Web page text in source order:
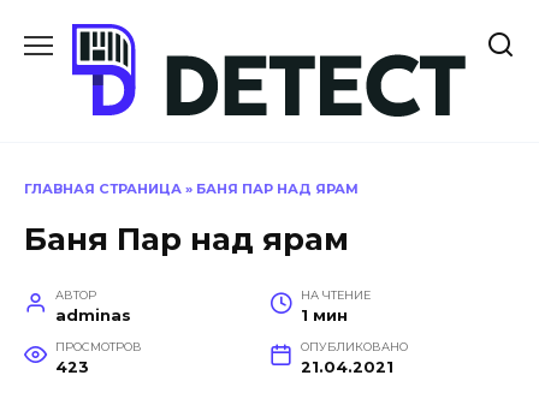
содержанию
ГЛАВНАЯ СТРАНИЦА » БАНЯ ПАР НАД ЯРАМ
Баня Пар над ярам
АВТОР
adminas
НА ЧТЕНИЕ
1 мин
ПРОСМОТРОВ
423
ОПУБЛИКОВАНО
21.04.2021